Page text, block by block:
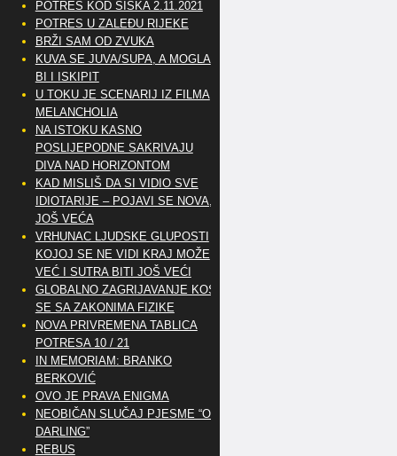
POTRES KOD SISKA 2.11.2021
POTRES U ZALEĐU RIJEKE
BRŽI SAM OD ZVUKA
KUVA SE JUVA/SUPA, A MOGLA
BI I ISKIPIT
U TOKU JE SCENARIJ IZ FILMA
MELANCHOLIA
NA ISTOKU KASNO
POSLIJEPODNE SAKRIVAJU
DIVA NAD HORIZONTOM
KAD MISLIŠ DA SI VIDIO SVE
IDIOTARIJE – POJAVI SE NOVA,..
JOŠ VEĆA
VRHUNAC LJUDSKE GLUPOSTI
KOJOJ SE NE VIDI KRAJ MOŽE
VEĆ I SUTRA BITI JOŠ VEĆI
GLOBALNO ZAGRIJAVANJE KOSI
SE SA ZAKONIMA FIZIKE
NOVA PRIVREMENA TABLICA
POTRESA 10 / 21
IN MEMORIAM: BRANKO
BERKOVIĆ
OVO JE PRAVA ENIGMA
NEOBIČAN SLUČAJ PJESME “OH
DARLING”
REBUS